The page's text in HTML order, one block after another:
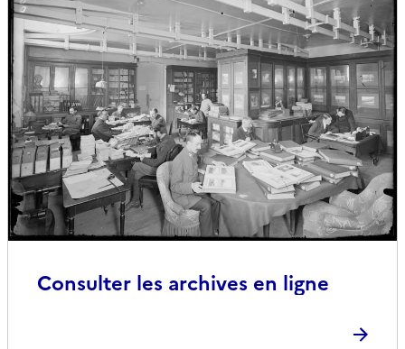
Consulter les archives en ligne